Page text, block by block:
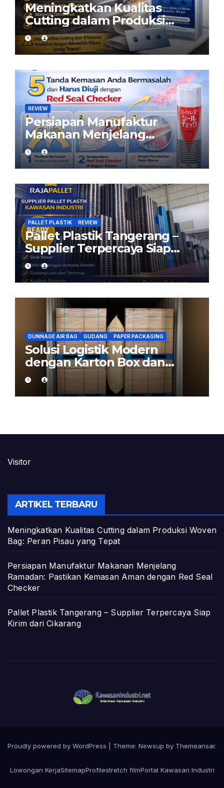
Meningkatkan Kualitas
Cutting dalam Produksi
Woven Bag: Peran Pisau
yang Tepat
REVIEW
Persiapan Manufaktur
Makanan Menjelang
Ramadan: Pastikan Kemasan
Aman dengan Red Seal
Checker
PALLET PLASTIK REVIEW
Pallet Plastik Tangerang –
Supplier Terpercaya Siap
Kirim dari Cikarang
DUNNAGE AIR BAG GUDANG PAPER PACKAGING
Solusi Logistik Modern
dengan Karton Box dan
Dunnage Air Bag
Visitor
ARTIKEL TERBARU
Meningkatkan Kualitas Cutting dalam Produksi Woven
Bag: Peran Pisau yang Tepat
Persiapan Manufaktur Makanan Menjelang
Ramadan: Pastikan Kemasan Aman dengan Red Seal
Checker
Pallet Plastik Tangerang – Supplier Terpercaya Siap
Kirim dari Cikarang
Proudly powered by WordPress Theme: Newsup by Themeansar.
Lowongan KerjaSitemapProfilestretch filmPortal Kawasan Industri